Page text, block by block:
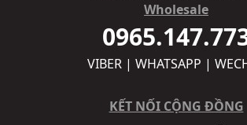
Wholesale
VIBER | WHATSAPP |
KẾT NỐI CỘNG ĐỒNG